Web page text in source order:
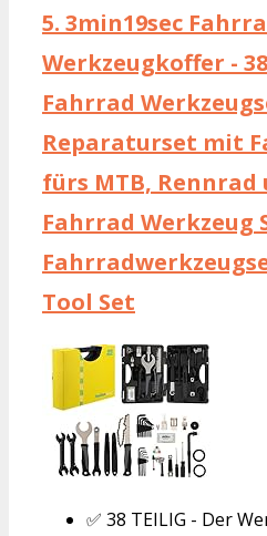
5. 3min19sec
Werkzeugkoffer -
Fahrrad
Reparaturset mit
fürs MTB, Rennrad
Fahrrad Werkzeug
Tool Set
✅ 38 TEILIG - Der